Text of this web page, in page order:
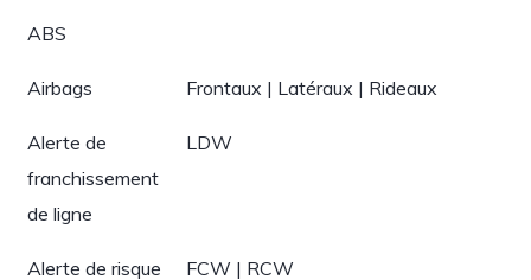
ABS
Airbags Frontaux | Latéraux | Rideaux
Alerte de
franchissement
de ligne
LDW
Alerte de risque
FCW | RCW